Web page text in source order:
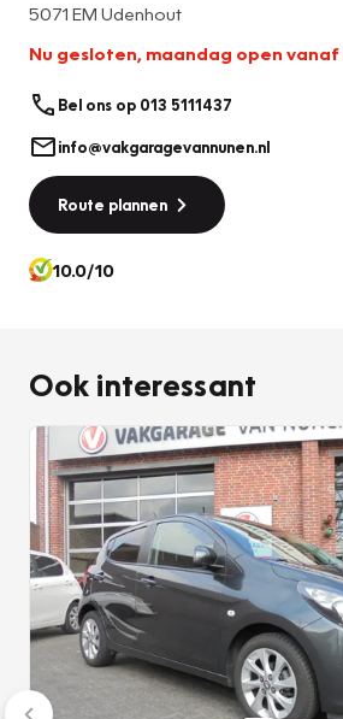
5071 EM Udenhout
Nu gesloten, maandag open vanaf
Bel ons op 013 5111437
info@vakgaragevannunen.nl
Route plannen
10.0/10
Ook interessant